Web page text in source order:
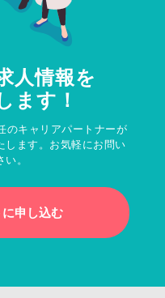
人情報を
ます！
のキャリアパートナーが
します。お気軽にお問い
。
申し込む